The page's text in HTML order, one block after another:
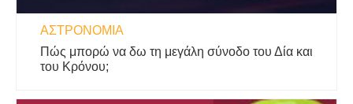
ΑΣΤΡΟΝΟΜΊΑ
Πώς μπορώ να δω τη μεγάλη σύνοδο του Δία και
του Κρόνου;